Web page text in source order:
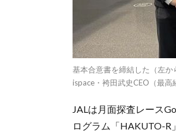
基本合意書を締結した（左か
ispace・袴田武史CEO（最
JALは月面探査レース
ログラム「HAKUTO-R